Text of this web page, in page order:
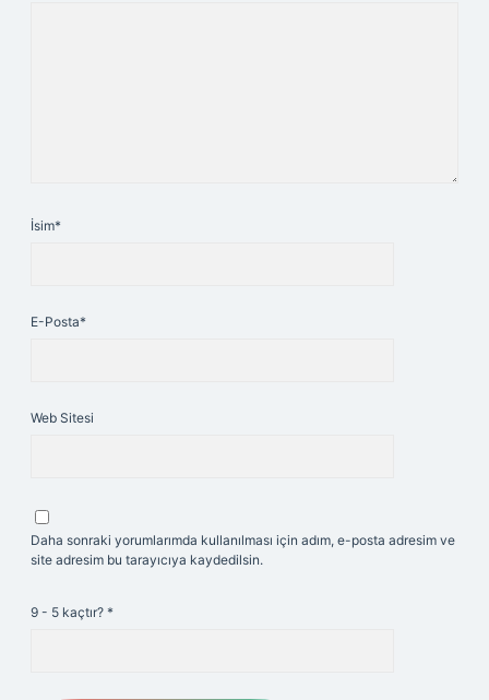
İsim*
E-Posta*
Web Sitesi
Daha sonraki yorumlarımda kullanılması için adım, e-posta adresim ve
site adresim bu tarayıcıya kaydedilsin.
9 - 5 kaçtır? *